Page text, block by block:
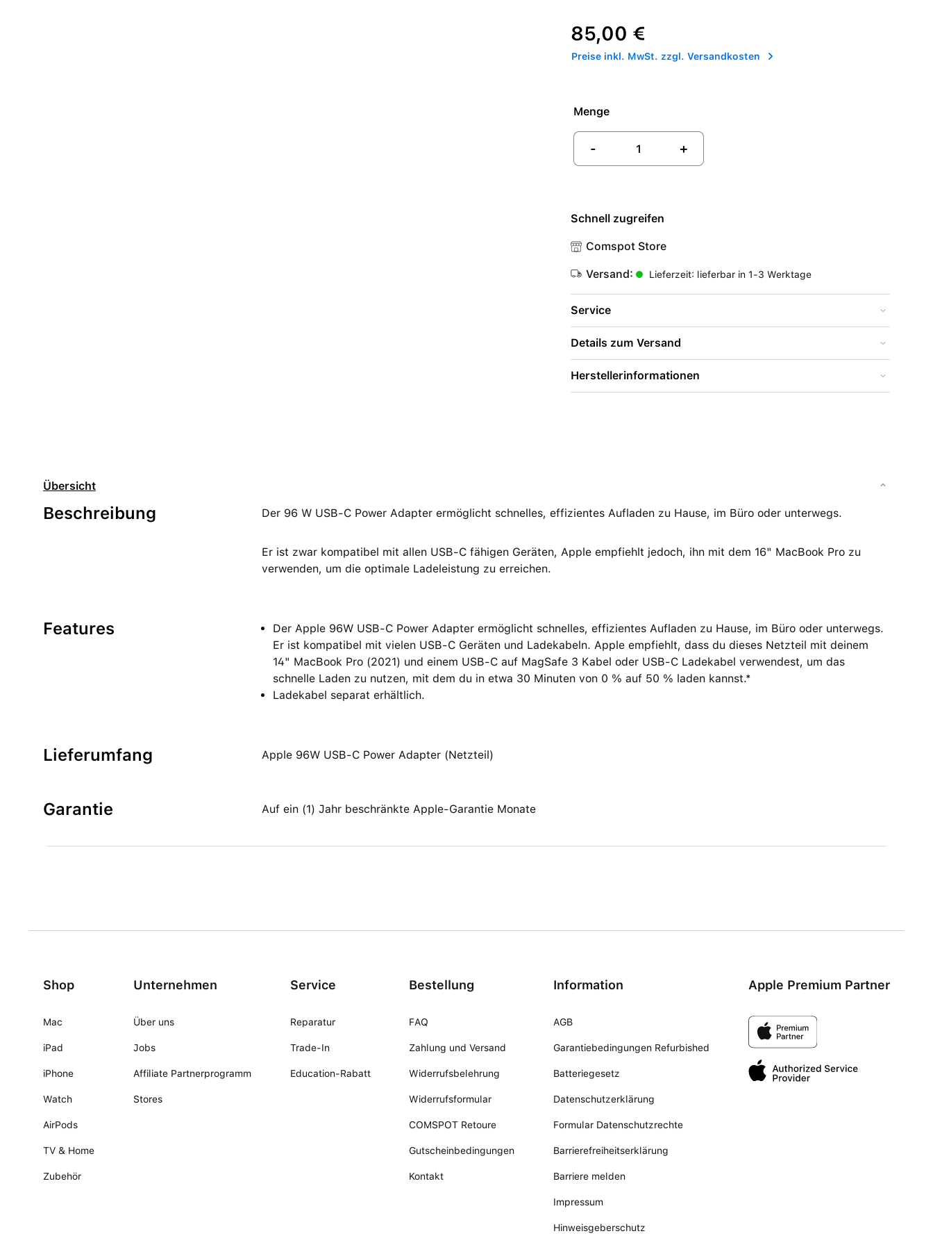
Regulärer Preis:
85,00 €
Preise inkl. MwSt. zzgl. Versandkosten
Menge
- +
Schnell zugreifen
Comspot Store
Versand: Lieferzeit: lieferbar in 1-3 Werktage
Service
Details zum Versand
Herstellerinformationen
Übersicht
Beschreibung Der 96 W USB-C Power Adapter ermöglicht schnelles, effizientes Aufladen zu Hause, im Büro oder unterwegs.
Er ist zwar kompatibel mit allen USB‑C fähigen Geräten, Apple empfiehlt jedoch, ihn mit dem 16" MacBook Pro zu
verwenden, um die optimale Ladeleistung zu erreichen.
Features
Der Apple 96W USB‑C Power Adapter ermöglicht schnelles, effizientes Aufladen zu Hause, im Büro oder unterwegs.
Er ist kompatibel mit vielen USB‑C Geräten und Ladekabeln. Apple empfiehlt, dass du dieses Netzteil mit deinem
14" MacBook Pro (2021) und einem USB‑C auf MagSafe 3 Kabel oder USB‑C Ladekabel verwendest, um das
schnelle Laden zu nutzen, mit dem du in etwa 30 Minuten von 0 % auf 50 % laden kannst.*
Ladekabel separat erhältlich.
Lieferumfang Apple 96W USB‑C Power Adapter (Netzteil)
Garantie Auf ein (1) Jahr beschränkte Apple-Garantie Monate
Shop
Mac
iPad
iPhone
Watch
AirPods
TV & Home
Zubehör
Unternehmen
Über uns
Jobs
Affiliate Partnerprogramm
Stores
Service
Reparatur
Trade-In
Education-Rabatt
Bestellung
FAQ
Zahlung und Versand
Widerrufsbelehrung
Widerrufsformular
COMSPOT Retoure
Gutscheinbedingungen
Kontakt
Information
AGB
Garantiebedingungen Refurbished
Batteriegesetz
Datenschutzerklärung
Formular Datenschutzrechte
Barrierefreiheitserklärung
Barriere melden
Impressum
Hinweisgeberschutz
Apple Premium Partner